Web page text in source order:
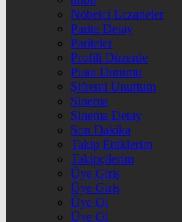
Nöbetçi Eczaneler
Parite Detay
Pariteler
Profili Düzenle
Puan Durumu
Şifremi Unuttum
Sinema
Sinema Detay
Son Dakika
Takip Ettiklerim
Takipçilerim
Üye Giriş
Üye Giriş
Üye Ol
Üye Ol